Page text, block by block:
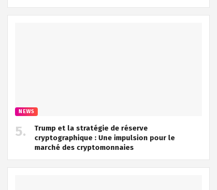
NEWS
Trump et la stratégie de réserve
cryptographique : Une impulsion pour le
marché des cryptomonnaies